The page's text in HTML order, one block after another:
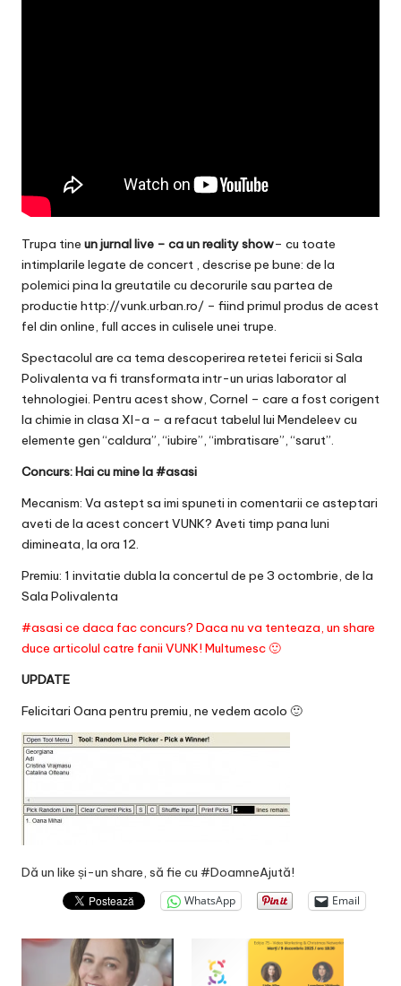
Trupa tine un jurnal live – ca un reality show– cu toate
intimplarile legate de concert , descrise pe bune: de la
polemici pina la greutatile cu decorurile sau partea de
productie http://vunk.urban.ro/ – fiind primul produs de acest
fel din online, full acces in culisele unei trupe.
Spectacolul are ca tema descoperirea retetei fericii si Sala
Polivalenta va fi transformata intr-un urias laborator al
tehnologiei. Pentru acest show, Cornel – care a fost corigent
la chimie in clasa XI-a – a refacut tabelul lui Mendeleev cu
elemente gen “caldura”, “iubire”, “imbratisare”, “sarut”.
Concurs: Hai cu mine la #asasi
Mecanism: Va astept sa imi spuneti in comentarii ce asteptari
aveti de la acest concert VUNK? Aveti timp pana luni
dimineata, la ora 12.
Premiu: 1 invitatie dubla la concertul de pe 3 octombrie, de la
Sala Polivalenta
#asasi ce daca fac concurs? Daca nu va tenteaza, un share
duce articolul catre fanii VUNK! Multumesc 🙂
UPDATE
Felicitari Oana pentru premiu, ne vedem acolo 🙂
Dă un like și-un share, să fie cu #DoamneAjută!
WhatsApp Email